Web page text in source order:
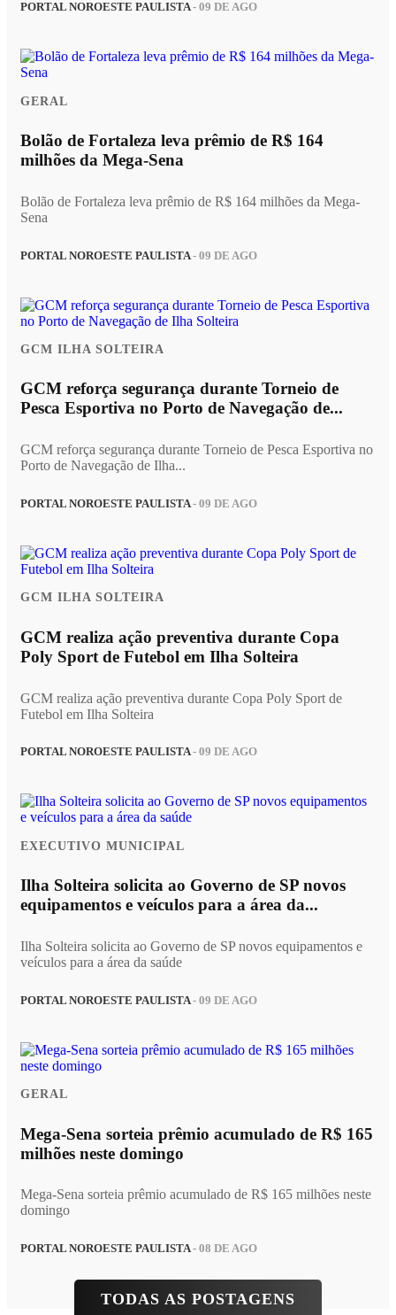
PORTAL NOROESTE PAULISTA- 09 DE AGO
GERAL
Bolão de Fortaleza leva prêmio de R$ 164
milhões da Mega-Sena
Bolão de Fortaleza leva prêmio de R$ 164 milhões da Mega-
Sena
PORTAL NOROESTE PAULISTA- 09 DE AGO
GCM ILHA SOLTEIRA
GCM reforça segurança durante Torneio de
Pesca Esportiva no Porto de Navegação de...
GCM reforça segurança durante Torneio de Pesca Esportiva no
Porto de Navegação de Ilha...
PORTAL NOROESTE PAULISTA- 09 DE AGO
GCM ILHA SOLTEIRA
GCM realiza ação preventiva durante Copa
Poly Sport de Futebol em Ilha Solteira
GCM realiza ação preventiva durante Copa Poly Sport de
Futebol em Ilha Solteira
PORTAL NOROESTE PAULISTA- 09 DE AGO
EXECUTIVO MUNICIPAL
Ilha Solteira solicita ao Governo de SP novos
equipamentos e veículos para a área da...
Ilha Solteira solicita ao Governo de SP novos equipamentos e
veículos para a área da saúde
PORTAL NOROESTE PAULISTA- 09 DE AGO
GERAL
Mega-Sena sorteia prêmio acumulado de R$ 165
milhões neste domingo
Mega-Sena sorteia prêmio acumulado de R$ 165 milhões neste
domingo
PORTAL NOROESTE PAULISTA- 08 DE AGO
TODAS AS POSTAGENS